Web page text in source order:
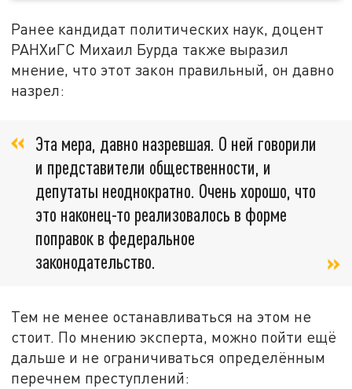
Ранее кандидат политических наук, доцент
РАНХиГС Михаил Бурда также выразил
мнение, что этот закон правильный, он давно
назрел:
Эта мера, давно назревшая. О ней говорили
и представители общественности, и
депутаты неоднократно. Очень хорошо, что
это наконец-то реализовалось в форме
поправок в федеральное
законодательство.
Тем не менее останавливаться на этом не
стоит. По мнению эксперта, можно пойти ещё
дальше и не ограничиваться определённым
перечнем преступлений: